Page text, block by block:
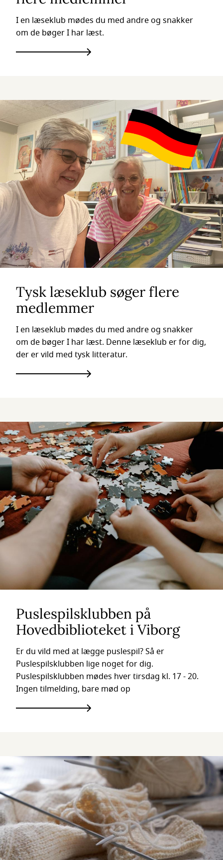
I en læseklub mødes du med andre og snakker
om de bøger I har læst.
Tysk læseklub søger flere
medlemmer
I en læseklub mødes du med andre og snakker
om de bøger I har læst. Denne læseklub er for dig,
der er vild med tysk litteratur.
Puslespilsklubben på
Hovedbiblioteket i Viborg
Er du vild med at lægge puslespil? Så er
Puslespilsklubben lige noget for dig.
Puslespilsklubben mødes hver tirsdag kl. 17 - 20.
Ingen tilmelding, bare mød op